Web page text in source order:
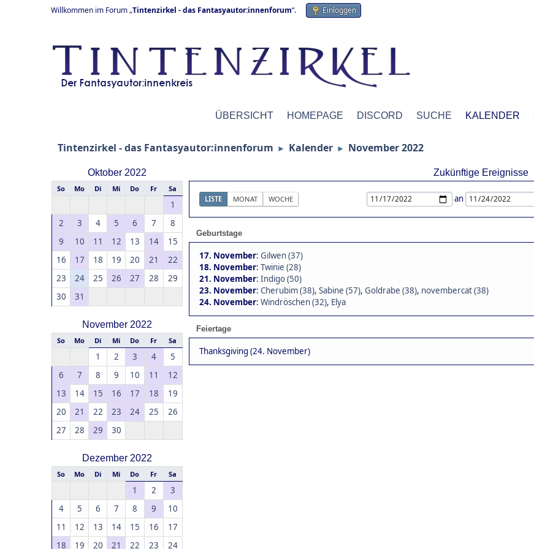
Willkommen im Forum „Tintenzirkel - das Fantasyautor:innenforum“. Einloggen
ÜBERSICHT HOMEPAGE DISCORD SUCHE KALENDER
Tintenzirkel - das Fantasyautor:innenforum ► Kalender ► November 2022
Oktober 2022
So Mo Di Mi Do Fr Sa
1
2
3 4 5 6 7
8
9
10 11 12 13 14
15
16
17 18 19 20 21
22
23
24 25 26 27 28
29
30
31
November 2022
So Mo Di Mi Do Fr Sa
1 2 3 4
5
6
7 8 9 10 11
12
13
14 15 16 17 18
19
20
21 22 23 24 25
26
27
28 29 30
Dezember 2022
So Mo Di Mi Do Fr Sa
1 2
3
4
5 6 7 8 9
10
11
12 13 14 15 16
17
18
19 20 21 22 23 24
Zukünftige Ereignisse
LISTE MONAT WOCHE an
Geburtstage
17. November: Gilwen (37)
18. November: Twinie (28)
21. November: Indigo (50)
23. November: Cherubim (38), Sabine (57), Goldrabe (38), novembercat (38)
24. November: Windröschen (32), Elya
Feiertage
Thanksgiving (24. November)